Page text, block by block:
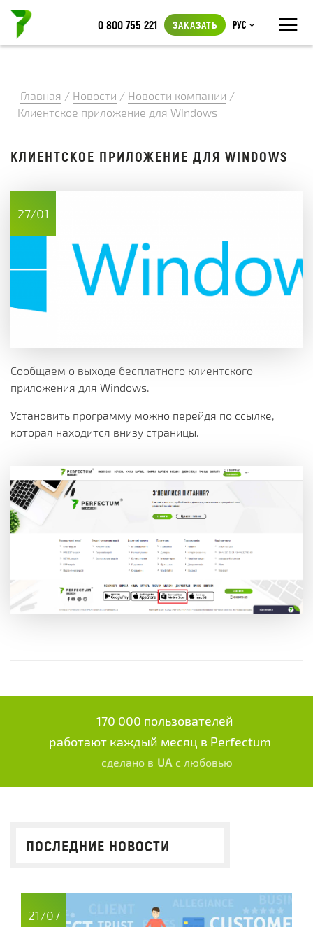
≡
0 800 755 221 ЗАКАЗАТЬ Рус
Главная / Новости / Новости компании /
Клиентское приложение для Windows
КЛИЕНТСКОЕ ПРИЛОЖЕНИЕ ДЛЯ WINDOWS
27/01
Сообщаем о выходе бесплатного клиентского
приложения для Windows.
Установить программу можно перейдя по ссылке,
которая находится внизу страницы.
170 000 пользователей
работают каждый месяц в Perfectum
сделано в UA с любовью
ПОСЛЕДНИЕ НОВОСТИ
21/07